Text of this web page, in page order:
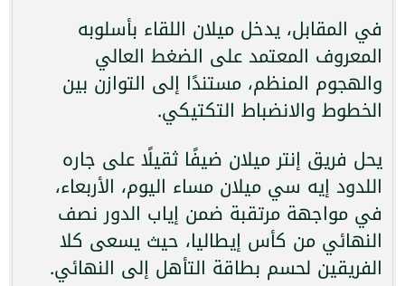
في المقابل، يدخل ميلان اللقاء بأسلوبه
المعروف المعتمد على الضغط العالي
والهجوم المنظم، مستندًا إلى التوازن بين
الخطوط والانضباط التكتيكي.
يحل فريق إنتر ميلان ضيفًا ثقيلًا على جاره
اللدود إيه سي ميلان مساء اليوم، الأربعاء،
في مواجهة مرتقبة ضمن إياب الدور نصف
النهائي من كأس إيطاليا، حيث يسعى كلا
الفريقين لحسم بطاقة التأهل إلى النهائي.